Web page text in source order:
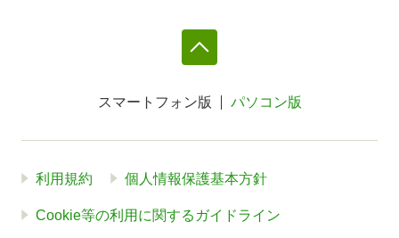
スマートフォン版 パソコン版
利用規約 個人情報保護基本方針
Cookie等の利用に関するガイドライン